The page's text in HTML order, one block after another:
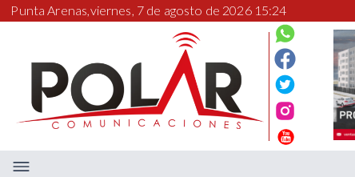
Punta Arenas,viernes, 7 de agosto de 2026 15:24